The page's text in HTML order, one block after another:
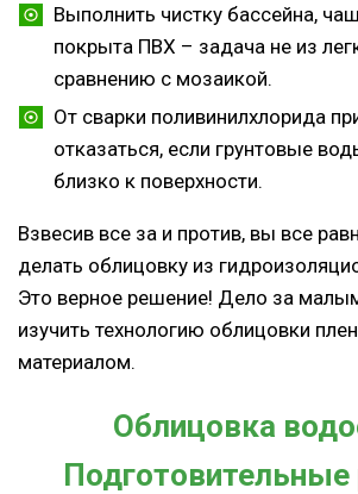
Выполнить чистку бассейна,
покрыта ПВХ – задача не из
сравнению с мозаикой.
От сварки поливинилхлорида
отказаться, если грунтовые
близко к поверхности.
Взвесив все за и против, вы все
делать облицовку из
Это верное решение! Дело за
изучить технологию облицовки
материалом.
Облицовка